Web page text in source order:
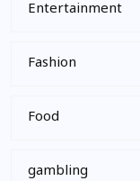
Entertainment
Fashion
Food
gambling